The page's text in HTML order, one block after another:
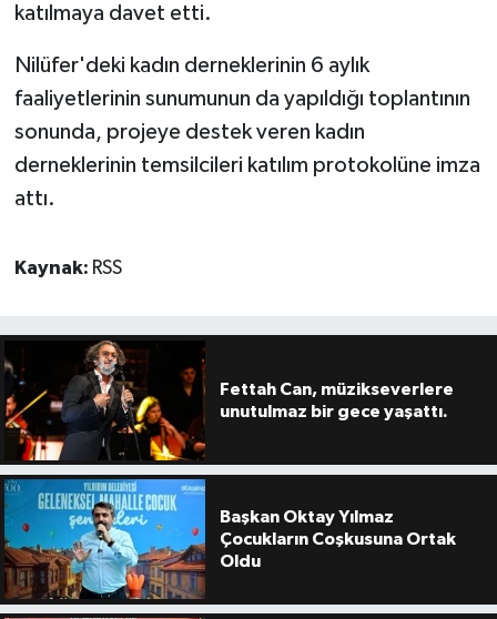
katılmaya davet etti.
Nilüfer'deki kadın derneklerinin 6 aylık
faaliyetlerinin sunumunun da yapıldığı toplantının
sonunda, projeye destek veren kadın
derneklerinin temsilcileri katılım protokolüne imza
attı.
Kaynak: RSS
Fettah Can, müzikseverlere
unutulmaz bir gece yaşattı.
Başkan Oktay Yılmaz
Çocukların Coşkusuna Ortak
Oldu